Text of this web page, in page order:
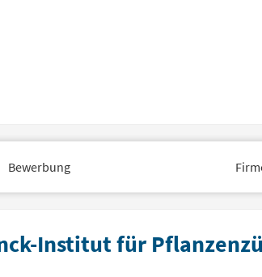
Bewerbung
Institut für